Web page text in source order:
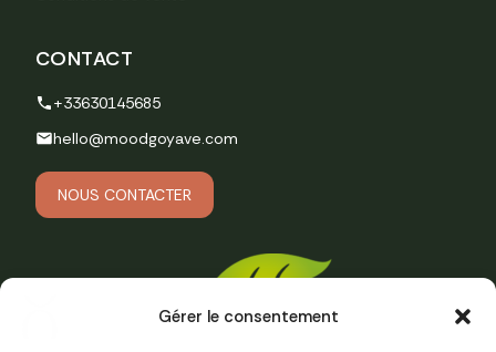
Gérer le consentement
CONTACT
+33630145685
hello@moodgoyave.com
NOUS CONTACTER